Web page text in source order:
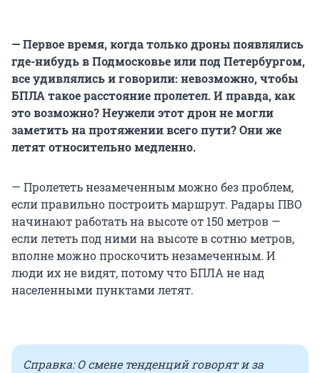
— Первое время, когда только дроны появлялись
где-нибудь в Подмосковье или под Петербургом,
все удивлялись и говорили: невозможно, чтобы
БПЛА такое расстояние пролетел. И правда, как
это возможно? Неужели этот дрон не могли
заметить на протяжении всего пути? Они же
летят относительно медленно.
— Пролететь незамеченным можно без проблем,
если правильно построить маршрут. Радары ПВО
начинают работать на высоте от 150 метров —
если лететь под ними на высоте в сотню метров,
вполне можно проскочить незамеченным. И
люди их не видят, потому что БПЛА не над
населенными пунктами летят.
Справка: О смене тенденций говорят и за